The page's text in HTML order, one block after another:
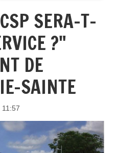
SERA-T-
?"
DE
SAINTE